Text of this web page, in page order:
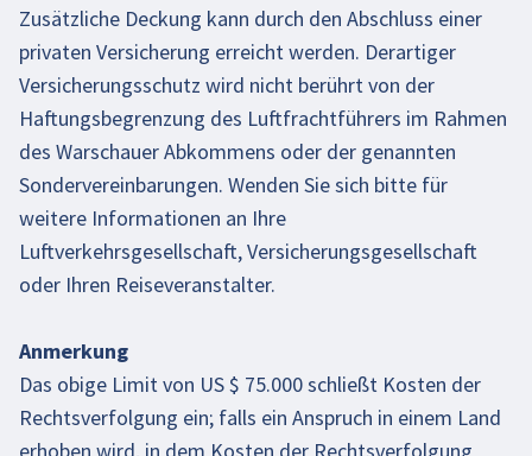
Zusätzliche Deckung kann durch den Abschluss einer
privaten Versicherung erreicht werden. Derartiger
Versicherungsschutz wird nicht berührt von der
Haftungsbegrenzung des Luftfrachtführers im Rahmen
des Warschauer Abkommens oder der genannten
Sondervereinbarungen. Wenden Sie sich bitte für
weitere Informationen an Ihre
Luftverkehrsgesellschaft, Versicherungsgesellschaft
oder Ihren Reiseveranstalter.
Anmerkung
Das obige Limit von US $ 75.000 schließt Kosten der
Rechtsverfolgung ein; falls ein Anspruch in einem Land